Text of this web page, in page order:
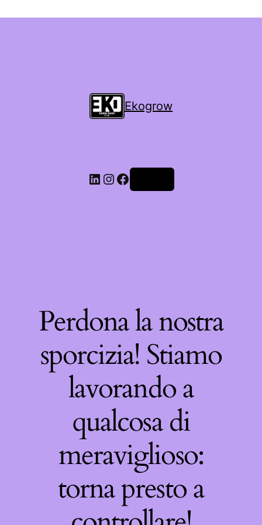
Ekogrow
Perdona la nostra
sporcizia! Stiamo
lavorando a
qualcosa di
meraviglioso:
torna presto a